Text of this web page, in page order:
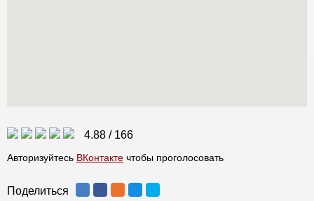
4.88 / 166
Авторизуйтесь ВКонтакте чтобы проголосовать
Поделиться